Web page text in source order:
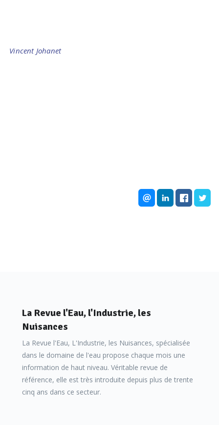
Vincent Johanet
La Revue l'Eau, l'Industrie, les
Nuisances
La Revue l'Eau, L'Industrie, les Nuisances, spécialisée
dans le domaine de l'eau propose chaque mois une
information de haut niveau. Véritable revue de
référence, elle est très introduite depuis plus de trente
cinq ans dans ce secteur.